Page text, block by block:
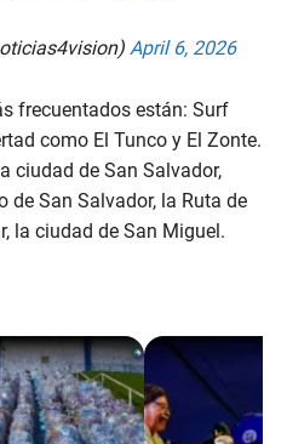
April 6, 2026
frecuentados están: Surf
como El Tunco y El Zonte.
ciudad de San Salvador,
de San Salvador, la Ruta de
la ciudad de San Miguel.